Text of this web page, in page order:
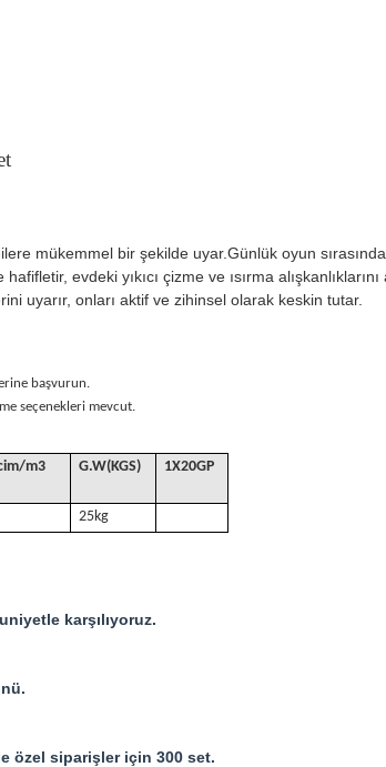
mükemmel bir şekilde uyar.Günlük oyun
evdeki yıkıcı çizme ve ısırma
uyarır, onları aktif ve zihinsel olarak keskin tutar.
başvurun.
seçenekleri mevcut.
/m3 G.W(KGS) 1X20GP
25kg
karşılıyoruz.
özel siparişler için 300 set.